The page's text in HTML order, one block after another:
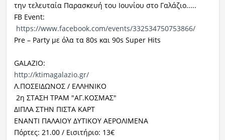
την τελευταία Παρασκευή του Ιουνίου στο Γαλάζιο.....
FB Event:
https://www.facebook.com/events/332534750753866/
Pre – Party με όλα τα 80s και 90s Super Hits
GALAZIO:
http://ktimagalazio.gr/
Λ.ΠΟΣΕΙΔΩΝΟΣ / ΕΛΛΗΝΙΚΟ
2η ΣΤΑΣΗ ΤΡΑΜ "ΑΓ.ΚΟΣΜΑΣ"
ΔΙΠΛΑ ΣΤΗΝ ΠΙΣΤΑ ΚΑΡΤ
ΕΝΑΝΤΙ ΠΑΛΑΙΟΥ ΔΥΤΙΚΟΥ ΑΕΡΟΛΙΜΕΝΑ
Πόρτες: 21.00 / Εισιτήριο: 13€